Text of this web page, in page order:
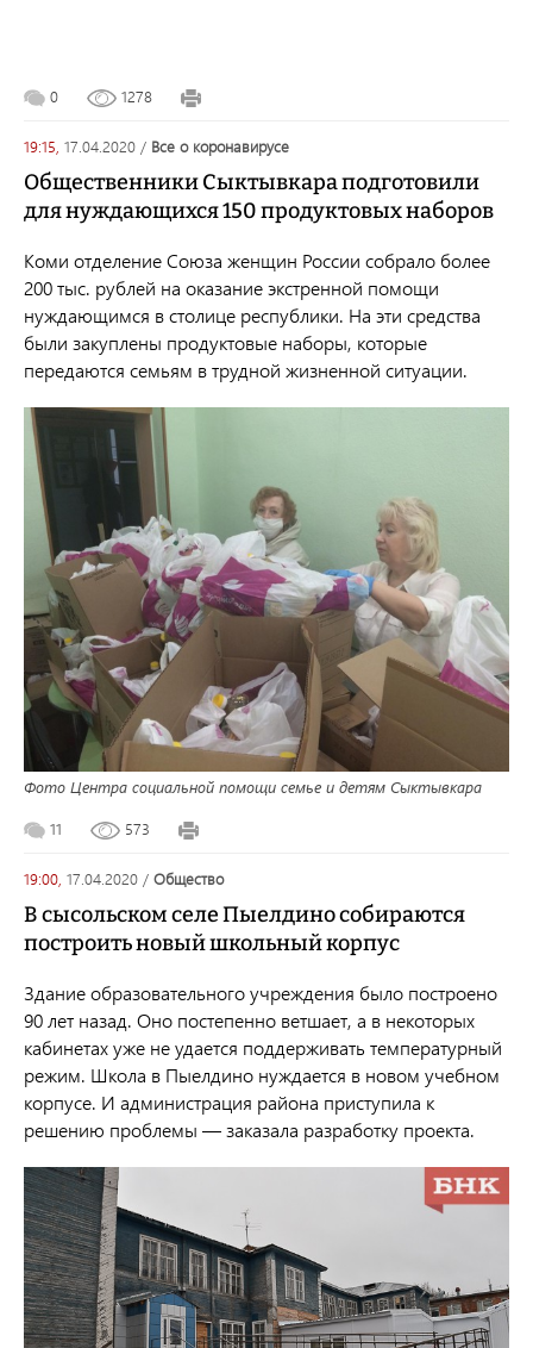
0 1278
19:15, 17.04.2020 / все о коронавирусе
Общественники Сыктывкара подготовили
для нуждающихся 150 продуктовых наборов
Коми отделение Союза женщин России собрало более
200 тыс. рублей на оказание экстренной помощи
нуждающимся в столице республики. На эти средства
были закуплены продуктовые наборы, которые
передаются семьям в трудной жизненной ситуации.
Фото Центра социальной помощи семье и детям Сыктывкара
11 573
19:00, 17.04.2020 / общество
В сысольском селе Пыелдино собираются
построить новый школьный корпус
Здание образовательного учреждения было построено
90 лет назад. Оно постепенно ветшает, а в некоторых
кабинетах уже не удается поддерживать температурный
режим. Школа в Пыелдино нуждается в новом учебном
корпусе. И администрация района приступила к
решению проблемы — заказала разработку проекта.